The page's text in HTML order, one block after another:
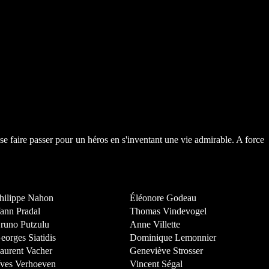
faire passer pour un héros en s'inventant une vie admirable. A force
Nahon
Pradal
Putzulu
Siatidis
Vacher
Verhoeven
Éléonore Godeau
Thomas Vindevogel
Anne Villette
Dominique Lemonnier
Geneviève Strosser
Vincent Ségal